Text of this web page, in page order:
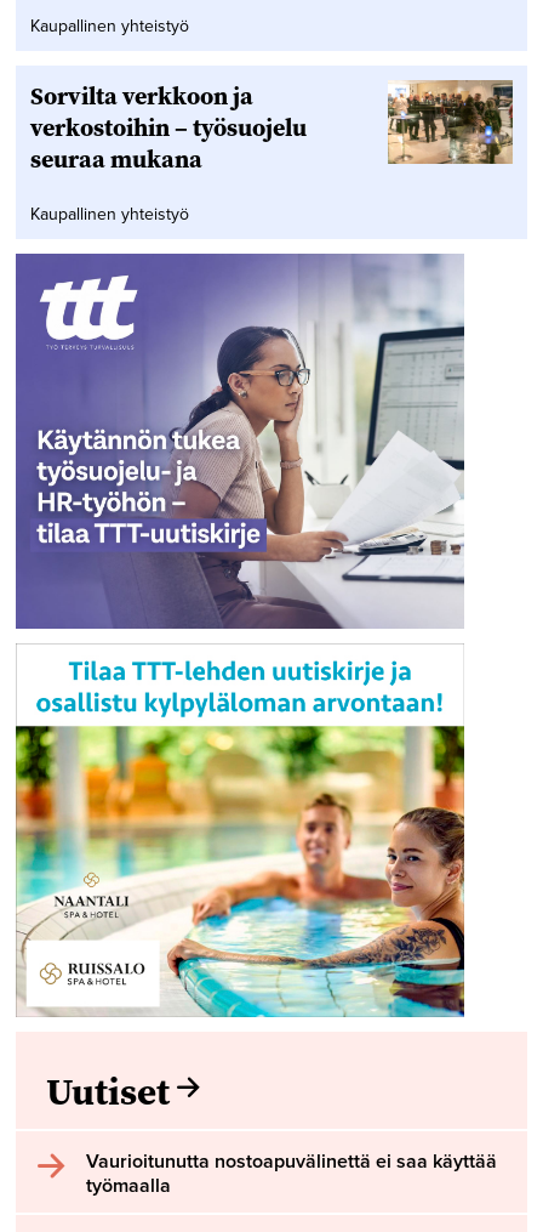
Kaupallinen yhteistyö
Sorvilta verkkoon ja
verkostoihin – työsuojelu
seuraa mukana
Kaupallinen yhteistyö
Uutiset
Vaurioitunutta nostoapuvälinettä ei saa käyttää
työmaalla